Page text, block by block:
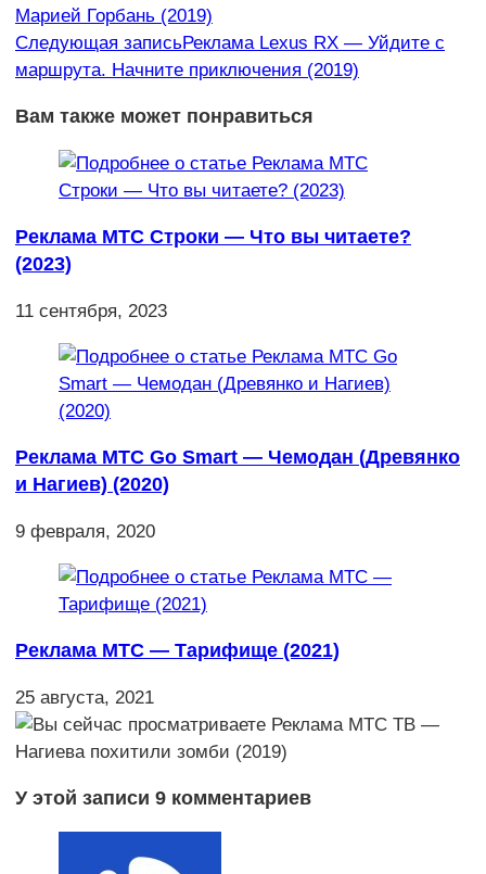
статьи
Марией Горбань (2019)
Следующая записьРеклама Lexus RX — Уйдите с
маршрута. Начните приключения (2019)
Вам также может понравиться
Реклама МТС Строки — Что вы читаете?
(2023)
11 сентября, 2023
Реклама МТС Go Smart — Чемодан (Древянко
и Нагиев) (2020)
9 февраля, 2020
Реклама МТС — Тарифище (2021)
25 августа, 2021
У этой записи 9 комментариев